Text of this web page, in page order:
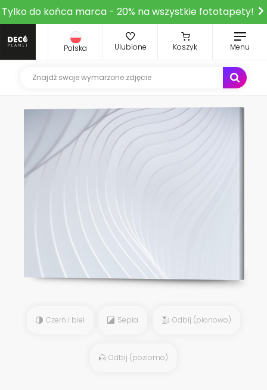
Tylko do końca marca - 20% na wszystkie fototapety!
Polska Ulubione Koszyk Menu
Czerń i biel Sepia Odbij (pionowo)
Odbij (poziomo)